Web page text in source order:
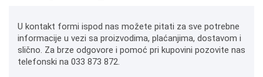
U kontakt formi ispod nas možete pitati za sve potrebne
informacije u vezi sa proizvodima, plaćanjima, dostavom i
slično. Za brze odgovore i pomoć pri kupovini pozovite nas
telefonski na 033 873 872.